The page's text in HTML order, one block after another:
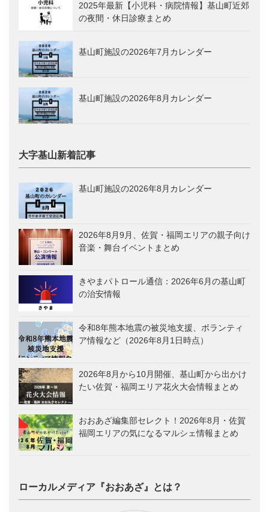
2025年最新【小児科・病院情報】基山町近郊
の夜間・休日診療まとめ
基山町施設の2026年7月カレンダー
基山町施設の2026年8月カレンダー
大字基山新着記事
基山町施設の2026年8月カレンダー
2026年8月9月、佐賀・福岡エリアの親子向け
音楽・舞台イベントまとめ
きやまパトロール通信：2026年6月の基山町
の治安情報
令和8年熊本地震の被災地支援、ボランティ
ア情報など（2026年8月1日時点）
2026年8月から10月開催、基山町から出かけ
たい佐賀・福岡エリア花火大会情報まとめ
おおあざ編集部セレクト！2026年8月・佐賀
福岡エリアの気になるマルシェ情報まとめ
ローカルメディア『おおあざ』とは？